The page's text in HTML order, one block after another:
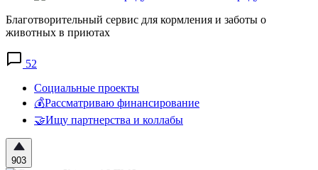
Благотворительный сервис для кормления и заботы о
животных в приютах
52
Социальные проекты
💰Рассматриваю финансирование
🤝Ищу партнерства и коллабы
903